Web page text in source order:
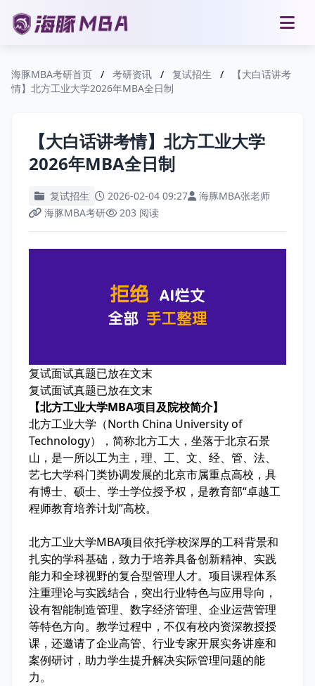
海豚MBA考研首页 / 考研资讯 / 复试招生 /
【大白话讲考
情】北方工业大学2026年MBA全日制
【大白话讲考情】北方工业大学
2026年MBA全日制
复试招生 2026-02-04 09:27
海豚MBA张老师
海豚MBA考研
203 阅读
复试面试真题已放在文末
复试面试真题已放在文末
【北方工业大学MBA项目及院校简介】
北方工业大学（North China University of
Technology），简称北方工大，坐落于北京石景
山，是一所以工为主，理、工、文、经、管、法、
艺七大学科门类协调发展的北京市属重点高校，具
有博士、硕士、学士学位授予权，是教育部“卓越工
程师教育培养计划”高校。
北方工业大学MBA项目依托学校深厚的工科背景和
扎实的学科基础，致力于培养具备创新精神、实践
能力和全球视野的复合型管理人才。项目课程体系
注重理论与实践结合，突出行业特色与应用导向，
设有智能制造管理、数字经济管理、企业运营管理
等特色方向。教学过程中，不仅有校内资深教授授
课，还邀请了企业高管、行业专家开展实务讲座和
案例研讨，助力学生提升解决实际管理问题的能
力。